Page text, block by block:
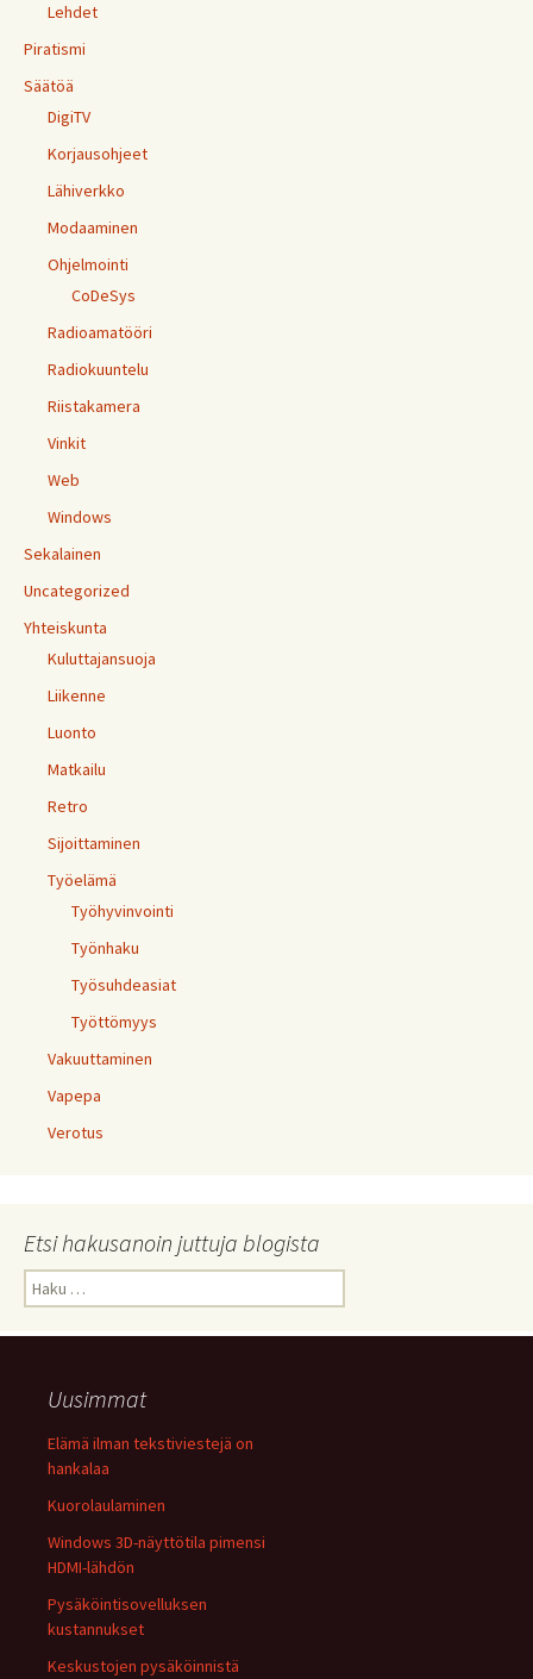
Lehdet
Piratismi
Säätöä
DigiTV
Korjausohjeet
Lähiverkko
Modaaminen
Ohjelmointi
CoDeSys
Radioamatööri
Radiokuuntelu
Riistakamera
Vinkit
Web
Windows
Sekalainen
Uncategorized
Yhteiskunta
Kuluttajansuoja
Liikenne
Luonto
Matkailu
Retro
Sijoittaminen
Työelämä
Työhyvinvointi
Työnhaku
Työsuhdeasiat
Työttömyys
Vakuuttaminen
Vapepa
Verotus
Etsi hakusanoin juttuja blogista
Haku:
Uusimmat
Elämä ilman tekstiviestejä on
hankalaa
Kuorolaulaminen
Windows 3D-näyttötila pimensi
HDMI-lähdön
Pysäköintisovelluksen
kustannukset
Keskustojen pysäköinnistä